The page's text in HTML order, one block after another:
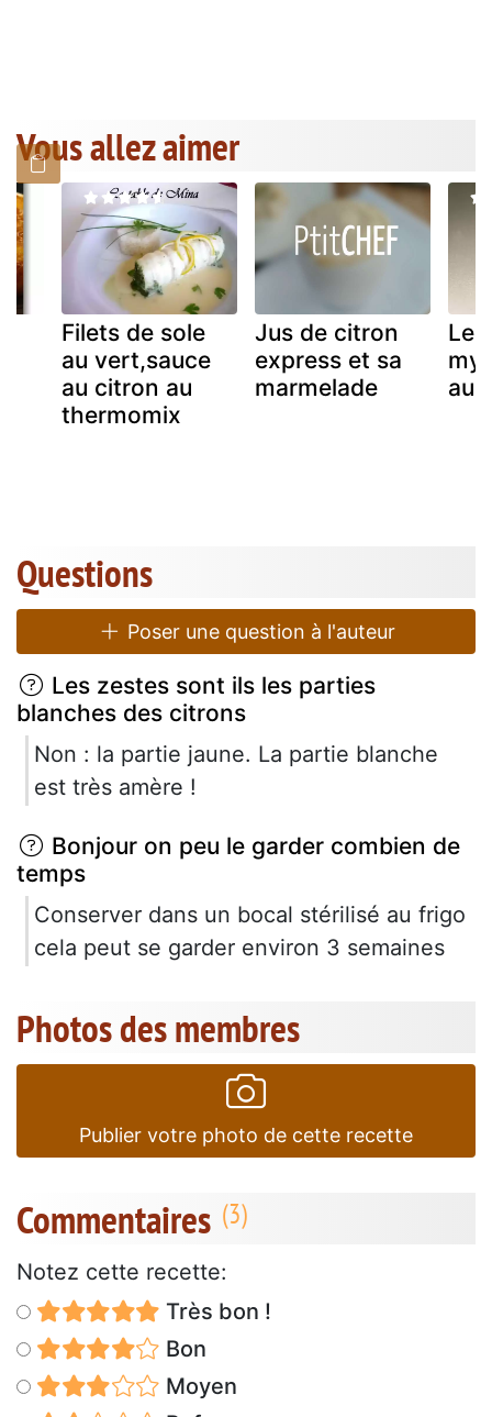
Vous allez aimer
Filets de sole
au vert,sauce
au citron au
thermomix
Jus de citron
express et sa
marmelade
au
Questions
Poser une question à l'auteur
Les zestes sont ils les parties
blanches des citrons
Non : la partie jaune. La partie blanche
est très amère !
Bonjour on peu le garder combien de
temps
Conserver dans un bocal stérilisé au frigo
cela peut se garder environ 3 semaines
Photos des membres
Publier votre photo de cette recette
Commentaires
Notez cette recette:
Très bon !
Bon
Moyen